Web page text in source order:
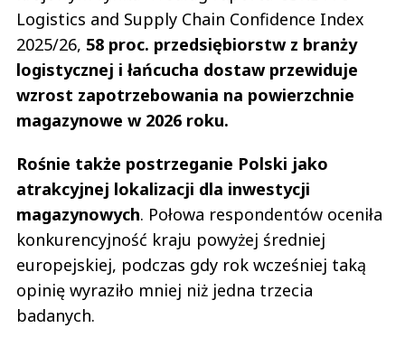
Logistics and Supply Chain Confidence Index
2025/26, 58 proc. przedsiębiorstw z branży
logistycznej i łańcucha dostaw przewiduje
wzrost zapotrzebowania na powierzchnie
magazynowe w 2026 roku.
Rośnie także postrzeganie Polski jako
atrakcyjnej lokalizacji dla inwestycji
magazynowych. Połowa respondentów oceniła
konkurencyjność kraju powyżej średniej
europejskiej, podczas gdy rok wcześniej taką
opinię wyraziło mniej niż jedna trzecia
badanych.